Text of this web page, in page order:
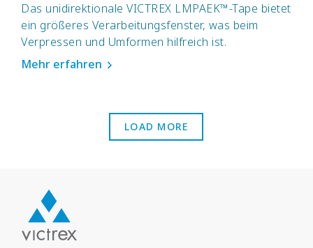
Das unidirektionale VICTREX LMPAEK™-Tape bietet
ein größeres Verarbeitungsfenster, was beim
Verpressen und Umformen hilfreich ist.
Mehr erfahren
LOAD MORE